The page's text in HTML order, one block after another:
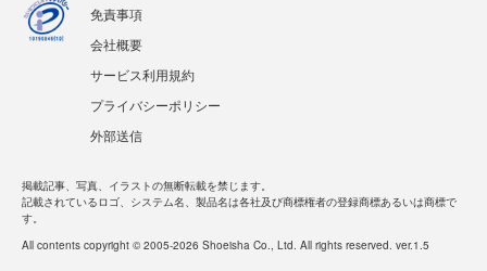
免責事項
会社概要
サービス利用規約
プライバシーポリシー
外部送信
掲載記事、写真、イラストの無断転載を禁じます。
記載されているロゴ、システム名、製品名は各社及び商標権者の登録商標あるいは商標で
す。
All contents copyright © 2005-2026 Shoeisha Co., Ltd. All rights reserved. ver.1.5